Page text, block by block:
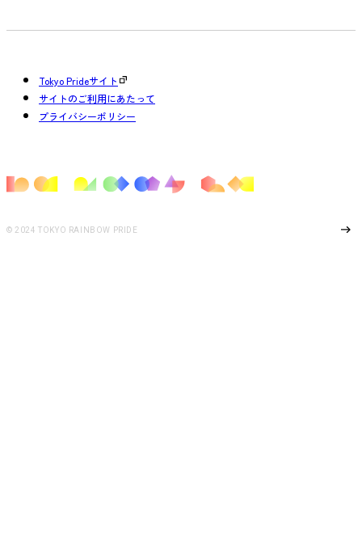
Tokyo Prideサイト
サイトのご利用にあたって
プライバシーポリシー
© 2024 TOKYO RAINBOW PRIDE